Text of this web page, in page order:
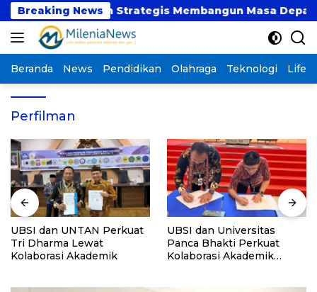
Langsung
ke
konten
Breaking News
atau Langkah Strategis Membangun Masa Depan?
Beranda News Pendidikan Olahraga Teknologi
Perfilman
UBSI dan UNTAN Perkuat
Tri Dharma Lewat
Kolaborasi Akademik
UBSI dan Universitas
Panca Bhakti Perkuat
Kolaborasi Akademik